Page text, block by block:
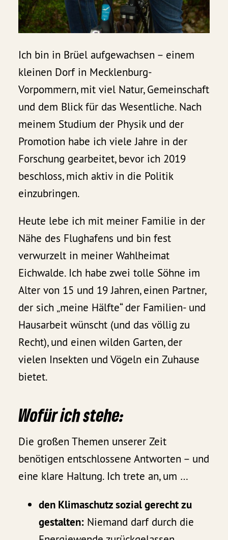
Ich bin in Brüel aufgewachsen – einem
kleinen Dorf in Mecklenburg-
Vorpommern, mit viel Natur, Gemeinschaft
und dem Blick für das Wesentliche. Nach
meinem Studium der Physik und der
Promotion habe ich viele Jahre in der
Forschung gearbeitet, bevor ich 2019
beschloss, mich aktiv in die Politik
einzubringen.
Heute lebe ich mit meiner Familie in der
Nähe des Flughafens und bin fest
verwurzelt in meiner Wahlheimat
Eichwalde. Ich habe zwei tolle Söhne im
Alter von 15 und 19 Jahren, einen Partner,
der sich „meine Hälfte“ der Familien- und
Hausarbeit wünscht (und das völlig zu
Recht), und einen wilden Garten, der
vielen Insekten und Vögeln ein Zuhause
bietet.
Wofür ich stehe:
Die großen Themen unserer Zeit
benötigen entschlossene Antworten – und
eine klare Haltung. Ich trete an, um …
den Klimaschutz sozial gerecht zu
gestalten: Niemand darf durch die